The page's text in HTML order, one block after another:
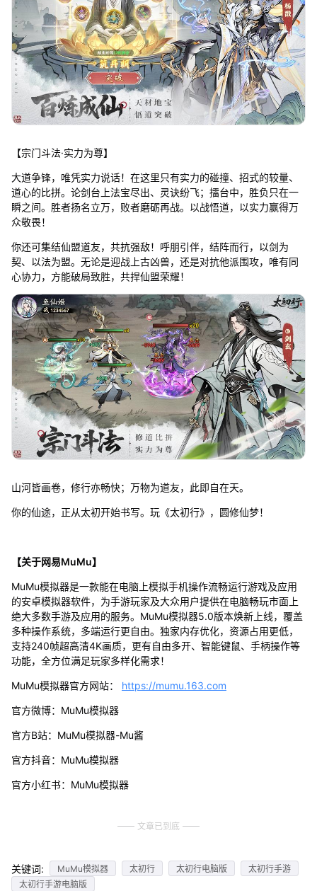
【宗门斗法·实力为尊】
大道争锋，唯凭实力说话！在这里只有实力的碰撞、招式的较量、
道心的比拼。论剑台上法宝尽出、灵诀纷飞；擂台中，胜负只在一
瞬之间。胜者扬名立万，败者磨砺再战。以战悟道，以实力赢得万
众敬畏！
你还可集结仙盟道友，共抗强敌！呼朋引伴，结阵而行，以剑为
契、以法为盟。无论是迎战上古凶兽，还是对抗他派围攻，唯有同
心协力，方能破局致胜，共捍仙盟荣耀！
山河皆画卷，修行亦畅快；万物为道友，此即自在天。
你的仙途，正从太初开始书写。玩《太初行》，圆修仙梦！
【关于网易MuMu】
MuMu模拟器是一款能在电脑上模拟手机操作流畅运行游戏及应用
的安卓模拟器软件，为手游玩家及大众用户提供在电脑畅玩市面上
绝大多数手游及应用的服务。MuMu模拟器5.0版本焕新上线，覆盖
多种操作系统，多端运行更自由。独家内存优化，资源占用更低，
支持240帧超高清4K画质，更有自由多开、智能键鼠、手柄操作等
功能，全方位满足玩家多样化需求！
MuMu模拟器官方网站： https://mumu.163.com
官方微博：MuMu模拟器
官方B站：MuMu模拟器-Mu酱
官方抖音：MuMu模拟器
官方小红书：MuMu模拟器
文章已到底
关键词: MuMu模拟器 太初行 太初行电脑版
太初行手游
太初行手游电脑版